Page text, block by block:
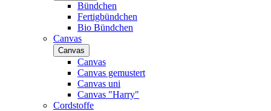
Bündchen
Fertigbündchen
Bio Bündchen
Canvas
Canvas
Canvas
Canvas gemustert
Canvas uni
Canvas "Harry"
Cordstoffe